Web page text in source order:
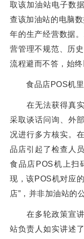
取该加油站电子数
查该加油站的电脑
年的生产经营数据
营管理不规范、历
流程避而不答，始终
食品店POS机里
在无法获得真实
采取谈话问询、外
况进行多方核实。
品店引起了检查人
食品店POS机上扫
现，该POS机对应
店”，并非加油站的
在多轮政策宣讲
站负责人如实讲述